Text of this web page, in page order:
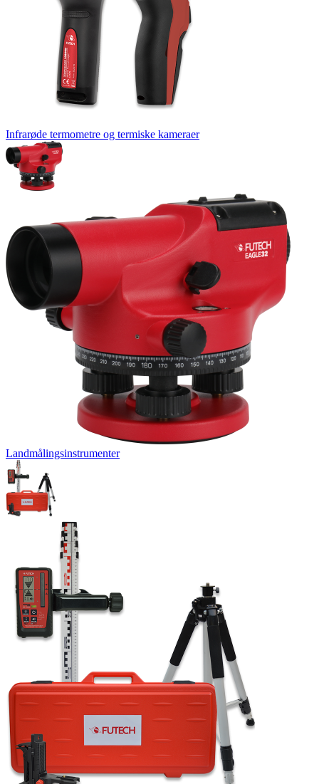
Infrarøde termometre og termiske kameraer
Landmålingsinstrumenter